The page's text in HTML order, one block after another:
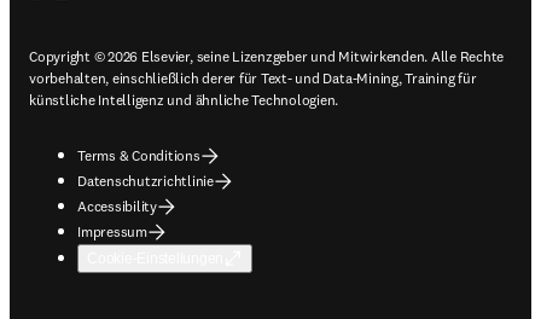
Copyright © 2026 Elsevier, seine Lizenzgeber und Mitwirkenden. Alle Rechte
vorbehalten, einschließlich derer für Text- und Data-Mining, Training für
künstliche Intelligenz und ähnliche Technologien.
Terms & Conditions
Datenschutzrichtlinie
Accessibility
Impressum